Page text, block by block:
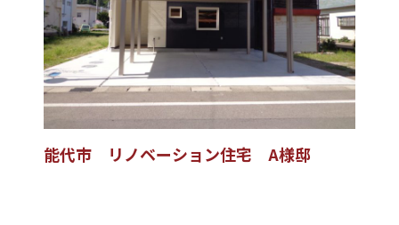
能代市 リノベーション住宅 A様邸